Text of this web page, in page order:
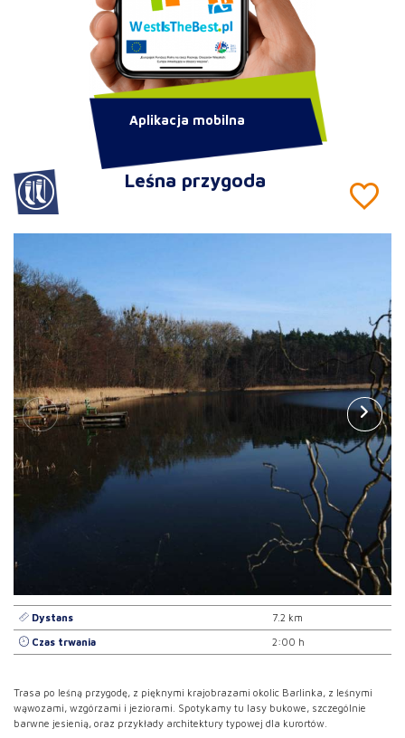
Leśna przygoda
Dystans 7.2 km
Czas trwania 2:00 h
Trasa po leśną przygodę, z pięknymi krajobrazami okolic Barlinka, z leśnymi
wąwozami, wzgórzami i jeziorami. Spotykamy tu lasy bukowe, szczególnie
barwne jesienią, oraz przykłady architektury typowej dla kurortów.
Aplikacja mobilna